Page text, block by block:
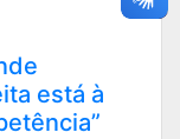
está à